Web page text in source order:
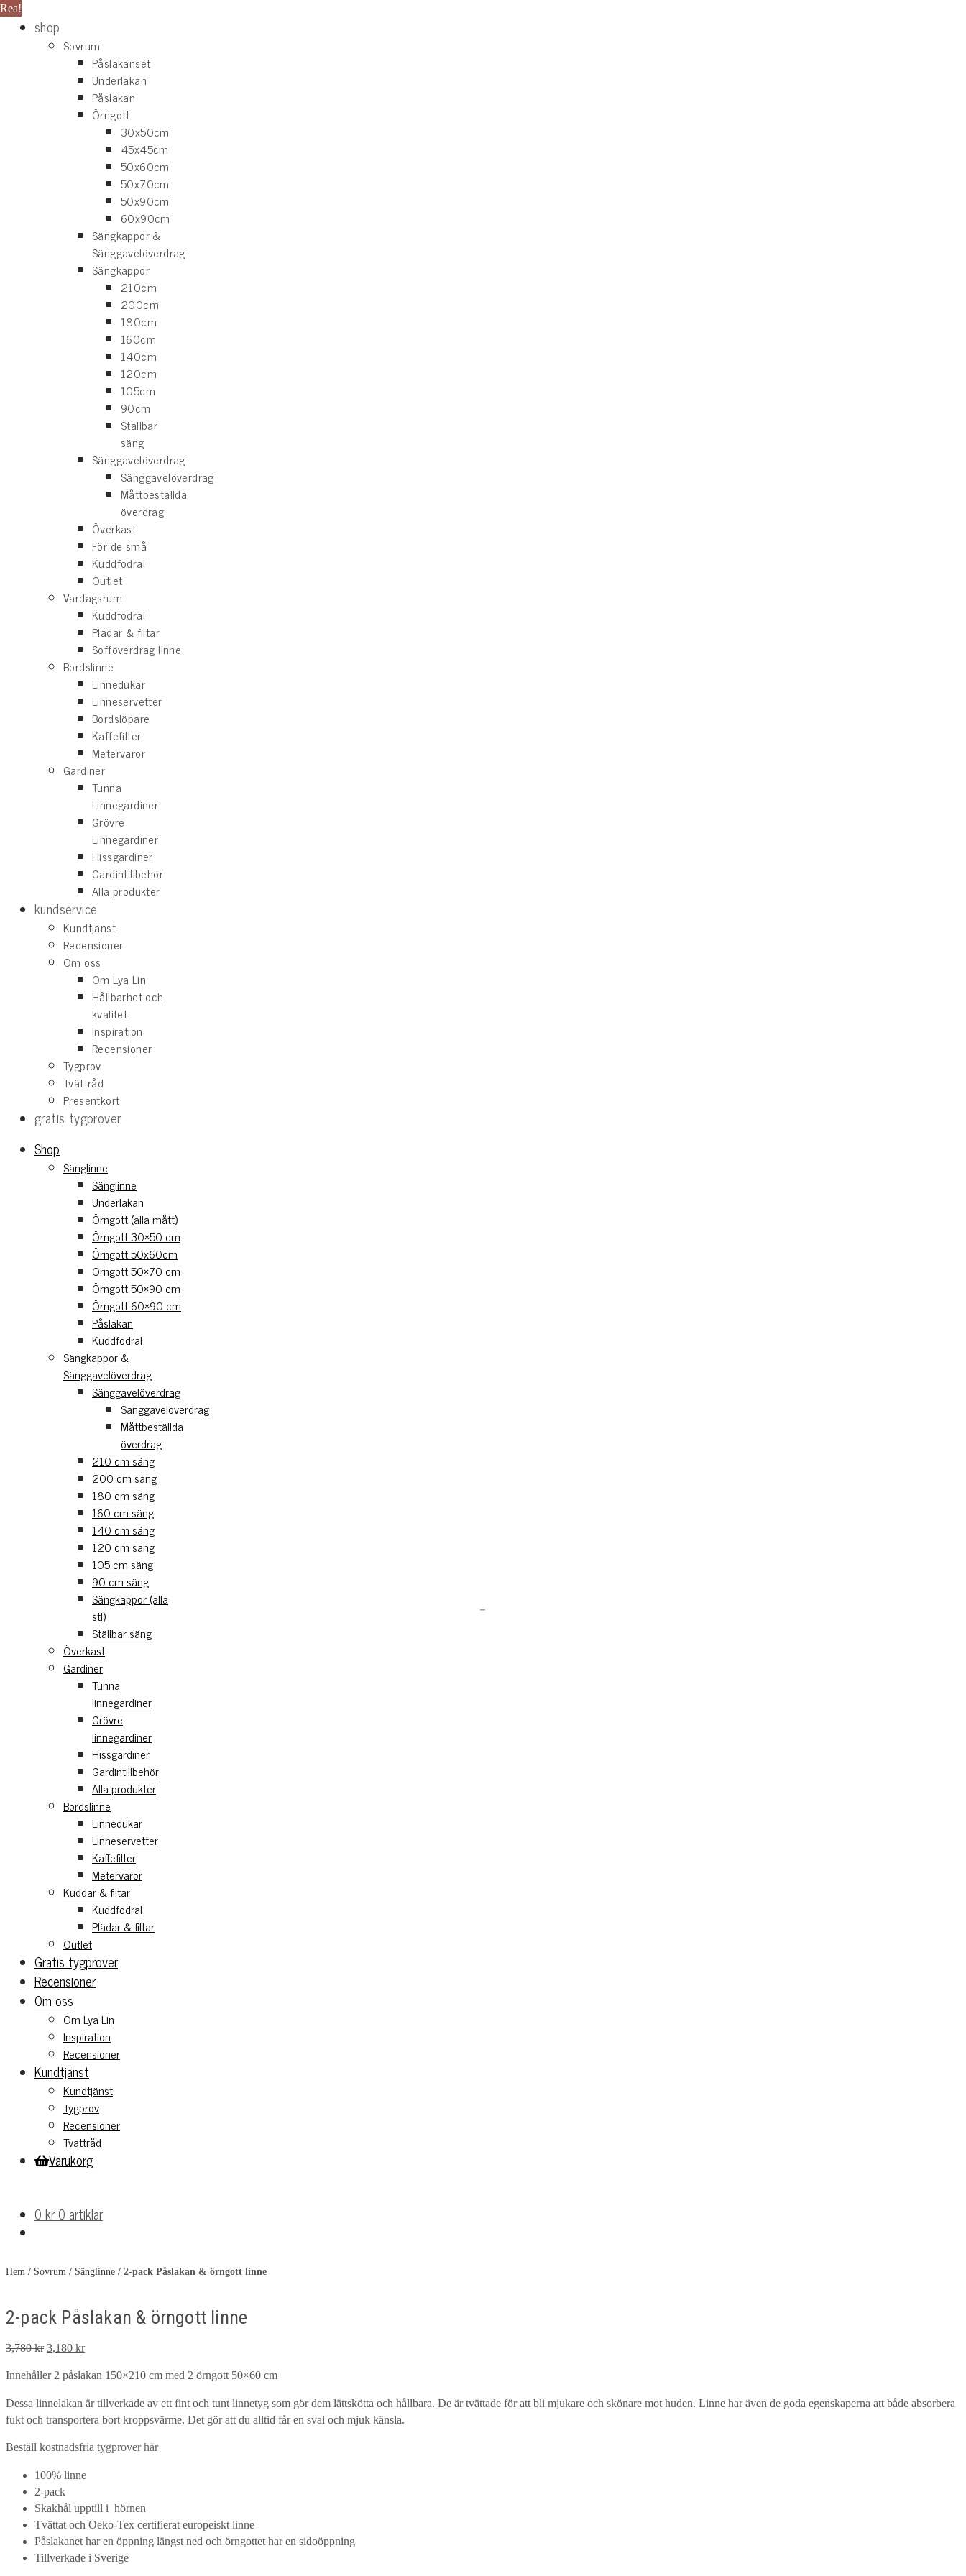
Hoppa
Hoppa
shop
Sovrum
Påslakanset
Underlakan
Påslakan
Örngott
30x50cm
45x45cm
50x60cm
50x70cm
50x90cm
60x90cm
Sängkappor &
Sänggavelöverdrag
Sängkappor
210cm
200cm
180cm
160cm
140cm
120cm
105cm
90cm
Ställbar
säng
Sänggavelöverdrag
Sänggavelöverdrag
Måttbeställda
överdrag
Överkast
För de små
Kuddfodral
Outlet
Vardagsrum
Kuddfodral
Plädar & filtar
Sofföverdrag linne
Bordslinne
Linnedukar
Linneservetter
Bordslöpare
Kaffefilter
Metervaror
Gardiner
Tunna
Linnegardiner
Grövre
Linnegardiner
Hissgardiner
Gardintillbehör
Alla produkter
kundservice
Kundtjänst
Recensioner
Om oss
Om Lya Lin
Hållbarhet och
kvalitet
Inspiration
Recensioner
Tygprov
Tvättråd
Presentkort
gratis tygprover
Shop
Sänglinne
Sänglinne
Underlakan
Örngott (alla mått)
Örngott 30×50 cm
Örngott 50x60cm
Örngott 50×70 cm
Örngott 50×90 cm
Örngott 60×90 cm
Påslakan
Kuddfodral
Sängkappor &
Sänggavelöverdrag
Sänggavelöverdrag
Sänggavelöverdrag
Måttbeställda
överdrag
210 cm säng
200 cm säng
180 cm säng
160 cm säng
140 cm säng
120 cm säng
105 cm säng
90 cm säng
Sängkappor (alla
stl)
Ställbar säng
Överkast
Gardiner
Tunna
linnegardiner
Grövre
linnegardiner
Hissgardiner
Gardintillbehör
Alla produkter
Bordslinne
Linnedukar
Linneservetter
Kaffefilter
Metervaror
Kuddar & filtar
Kuddfodral
Plädar & filtar
Outlet
Gratis tygprover
Recensioner
Om oss
Om Lya Lin
Inspiration
Recensioner
Kundtjänst
Kundtjänst
Tygprov
Recensioner
Tvättråd
Varukorg
0 kr0 artiklar
Hem / Sovrum / Sänglinne / 2-pack Påslakan & örngott linne
Rea!
2-pack Påslakan & örngott linne
3,780kr Det
priset
var:
3,180 krDet
priset
är:
3,180 kr.
Innehåller 2 påslakan 150×210 cm med 2 örngott 50×60 cm
Dessa linnelakan är tillverkade av ett fint och tunt linnetyg som gör dem lättskötta och hållbara. De är tvättade för att bli mjukare och skönare mot huden. Linne har även de goda egenskaperna att både absorbera
fukt och transportera bort kroppsvärme. Det gör att du alltid får en sval och mjuk känsla.
Beställ kostnadsfria tygprover här
100% linne
2-pack
Skakhål upptill i hörnen
Tvättat och Oeko-Tex certifierat europeiskt linne
Påslakanet har en öppning längst ned och örngottet har en sidoöppning
Tillverkade i Sverige